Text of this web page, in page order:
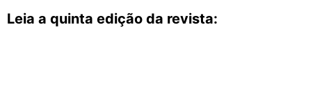
Leia a quinta edição da revista: